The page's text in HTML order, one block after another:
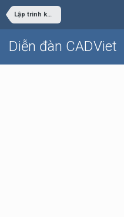
Lập trình khác
Diễn đàn CADViet